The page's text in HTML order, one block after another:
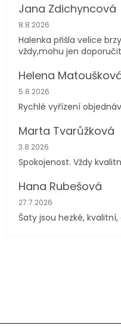
Jana Zdichyncová
Hodnocení obchodu je 5
8.8.2026
Halenka přišla velice
vždy,mohu jen
Helena
Hodnocení obchodu je 5
5.8.2026
Rychlé vyřízení
Marta Tvarůžková
Hodnocení obchodu je 5
3.8.2026
Spokojenost. Vždy
Hana Rubešová
Hodnocení obchodu je 4
27.7.2026
Šaty jsou hezké,
p